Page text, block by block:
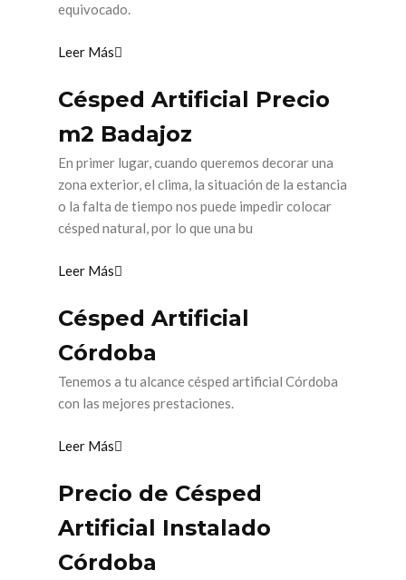
equivocado.
Leer Más
Césped Artificial Precio
m2 Badajoz
En primer lugar, cuando queremos decorar una
zona exterior, el clima, la situación de la estancia
o la falta de tiempo nos puede impedir colocar
césped natural, por lo que una bu
Leer Más
Césped Artificial
Córdoba
Tenemos a tu alcance césped artificial Córdoba
con las mejores prestaciones.
Leer Más
Precio de Césped
Artificial Instalado
Córdoba